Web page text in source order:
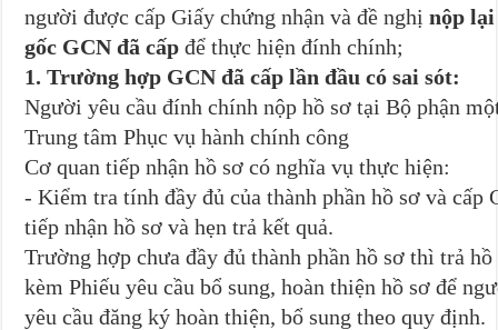
người được cấp Giấy chứng nhận và đề nghịnộp lại
gốc GCN đã cấp để thực hiện đính chính;
1. Trường hợp GCN đã cấp lần đầu có sai sót:
Người yêu cầu đính chính nộp hồ sơ tại Bộ phận
Trung tâm Phục vụ hành chính công
Cơ quan tiếp nhận hồ sơ có nghĩa vụ thực hiện:
- Kiểm tra tính đầy đủ của thành phần hồ sơ và cấp
tiếp nhận hồ sơ và hẹn trả kết quả.
Trường hợp chưa đầy đủ thành phần hồ sơ thì trả hồ
kèm Phiếu yêu cầu bổ sung, hoàn thiện hồ sơ để
yêu cầu đăng ký hoàn thiện, bổ sung theo quy định.